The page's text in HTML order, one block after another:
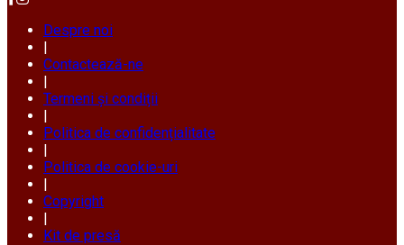
Despre noi
|
Contactează-ne
|
Termeni și condiții
|
Politica de confidențialitate
|
Politica de cookie-uri
|
Copyright
|
Kit de presă